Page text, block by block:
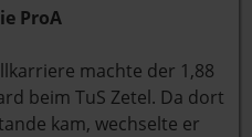
ProA
machte der 1,88
beim TuS Zetel. Da dort
kam, wechselte er